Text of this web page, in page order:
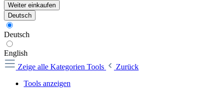
Weiter einkaufen
Deutsch
Deutsch
English
Zeige alle Kategorien Tools
Zurück
Tools anzeigen